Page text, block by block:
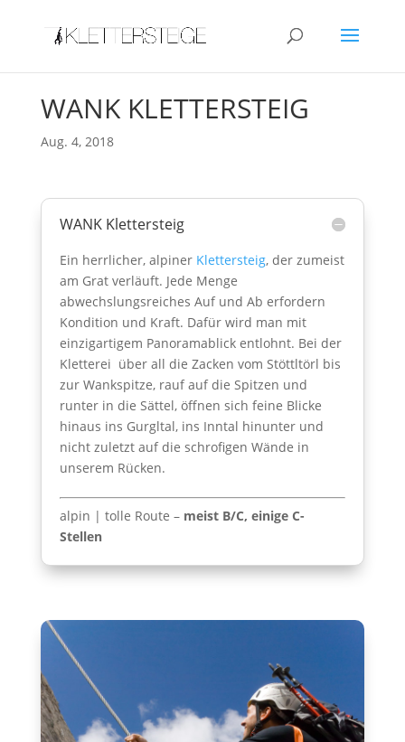
WANK KLETTERSTEIG
Aug. 4, 2018
WANK Klettersteig
Ein herrlicher, alpiner Klettersteig, der zumeist
am Grat verläuft. Jede Menge
abwechslungsreiches Auf und Ab erfordern
Kondition und Kraft. Dafür wird man mit
einzigartigem Panoramablick entlohnt. Bei der
Kletterei über all die Zacken vom Stöttltörl bis
zur Wankspitze, rauf auf die Spitzen und
runter in die Sättel, öffnen sich feine Blicke
hinaus ins Gurgltal, ins Inntal hinunter und
nicht zuletzt auf die schrofigen Wände in
unserem Rücken.
alpin | tolle Route – meist B/C, einige C-
Stellen